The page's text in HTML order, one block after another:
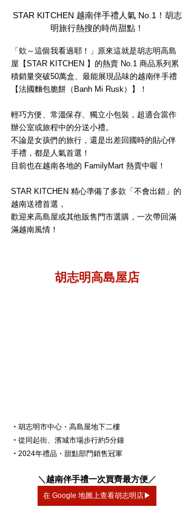
STAR KITCHEN 越南伴手禮人氣 No.1！胡志
明旅行熱搜的時尚甜點！
「欸～這個我看過耶！」原來這就是胡志明高島
屋【STAR KITCHEN 】的熱賣 No.1 商品系列累
積銷量突破50萬盒、最能展現品味的越南伴手禮
【法國麵包脆餅（Banh Mi Rusk）】！
輕巧方便、常溫保存、獨立小包裝，超適合當作
辦公室或旅程中的分送小禮。
不論是女孩們的旅行，還是出差回國時的貼心伴
手禮，都是人氣首選！
目前也在越南各地的 FamilyMart 熱賣中喔！
STAR KITCHEN 精心準備了多款「不會出錯」的
越南送禮首選，
歡迎來高島屋或其他販售門市選購，一次帶回滿
滿越南風情！
胡志明高島屋店
・ 胡志明市中心・高島屋地下二樓
・ 從同起街、濱城市場步行約5分鐘
・ 2024年禮品・甜點部門銷售冠軍
＼越南伴手禮一次買齊最方便／
在 Google 地圖上查看胡志明店▶